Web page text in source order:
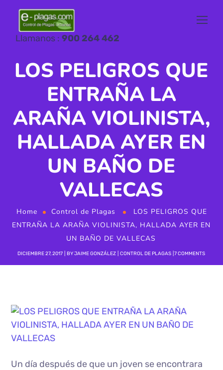
Llamanos : 900 264 462
LOS PELIGROS QUE
ENTRAÑA LA
ARAÑA VIOLINISTA,
HALLADA AYER EN
UN BAÑO DE
VALLECAS
Home Control de Plagas
LOS PELIGROS QUE
ENTRAÑA LA ARAÑA VIOLINISTA, HALLADA AYER EN
UN BAÑO DE VALLECAS
DICIEMBRE 27, 2017 BYJAIME GONZÁLEZ CONTROL DE PLAGAS 7 COMMENTS
Un día después de que un joven se encontrara